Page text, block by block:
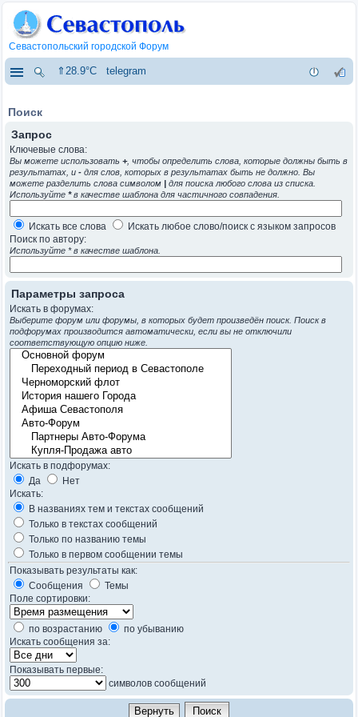
Севастопольский городской Форум
⇑28.9°C telegram
Поиск
Запрос
Ключевые слова:
Вы можете использовать +, чтобы определить слова, которые должны быть в
результатах, и - для слов, которых в результатах быть не должно. Вы
можете разделить слова символом | для поиска любого слова из списка.
Используйте *в качестве шаблона для частичного совпадения.
Искать все слова
Искать любое слово/поиск с языком запросов
Поиск по автору:
Используйте * в качестве шаблона.
Параметры запроса
Искать в форумах:
Выберите форум или форумы, в которых будет произведён поиск. Поиск в
подфорумах производится автоматически, если вы не отключили
соответствующую опцию ниже.
Искать в подфорумах:
Да
Нет
Искать:
В названиях тем и текстах сообщений
Только в текстах сообщений
Только по названию темы
Только в первом сообщении темы
Показывать результаты как:
Сообщения
Темы
Поле сортировки:
по возрастанию
по убыванию
Искать сообщения за:
Показывать первые:
символов сообщений